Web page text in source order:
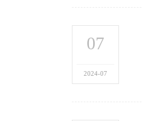
07
2024-07